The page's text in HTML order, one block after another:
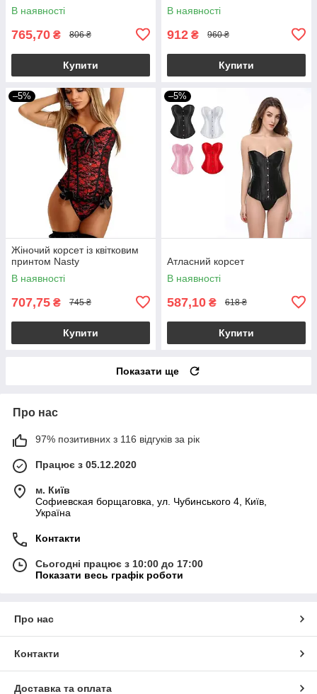
В наявності
765,70 ₴ 806 ₴
Купити
В наявності
912 ₴ 960 ₴
Купити
–5%
Жіночий корсет із квітковим
принтом Nasty
В наявності
707,75 ₴ 745 ₴
Купити
–5%
Атласний корсет
В наявності
587,10 ₴ 618 ₴
Купити
Показати ще
Про нас
97% позитивних з 116 відгуків за рік
Працює з 05.12.2020
м. Київ
Софиевская борщаговка, ул. Чубинського 4, Київ,
Україна
Контакти
Сьогодні працює з 10:00 до 17:00
Показати весь графік роботи
Про нас
Контакти
Доставка та оплата